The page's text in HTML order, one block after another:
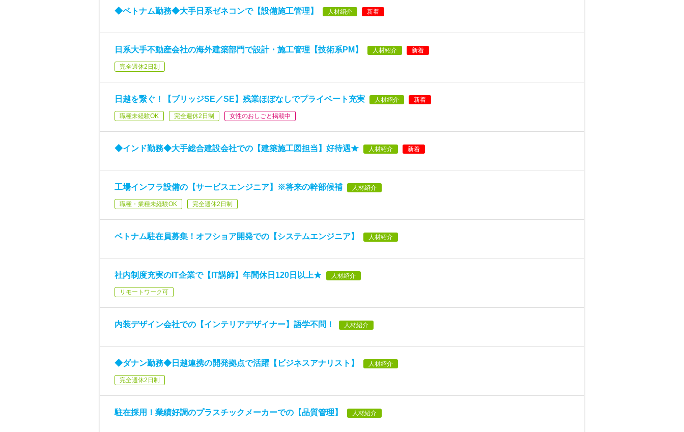
◆ベトナム勤務◆大手日系ゼネコンで【設備施工管理】 人材紹介 新着
日系大手不動産会社の海外建築部門で設計・施工管理【技術系PM】 人材紹介 新着
完全週休2日制
日越を繋ぐ！【ブリッジSE／SE】残業ほぼなしでプライベート充実 人材紹介 新着
職種未経験OK 完全週休2日制 女性のおしごと掲載中
◆インド勤務◆大手総合建設会社での【建築施工図担当】好待遇★ 人材紹介 新着
工場インフラ設備の【サービスエンジニア】※将来の幹部候補 人材紹介
職種・業種未経験OK 完全週休2日制
ベトナム駐在員募集！オフショア開発での【システムエンジニア】 人材紹介
社内制度充実のIT企業で【IT講師】年間休日120日以上★ 人材紹介
リモートワーク可
内装デザイン会社での【インテリアデザイナー】語学不問！ 人材紹介
◆ダナン勤務◆日越連携の開発拠点で活躍【ビジネスアナリスト】 人材紹介
完全週休2日制
駐在採用！業績好調のプラスチックメーカーでの【品質管理】 人材紹介